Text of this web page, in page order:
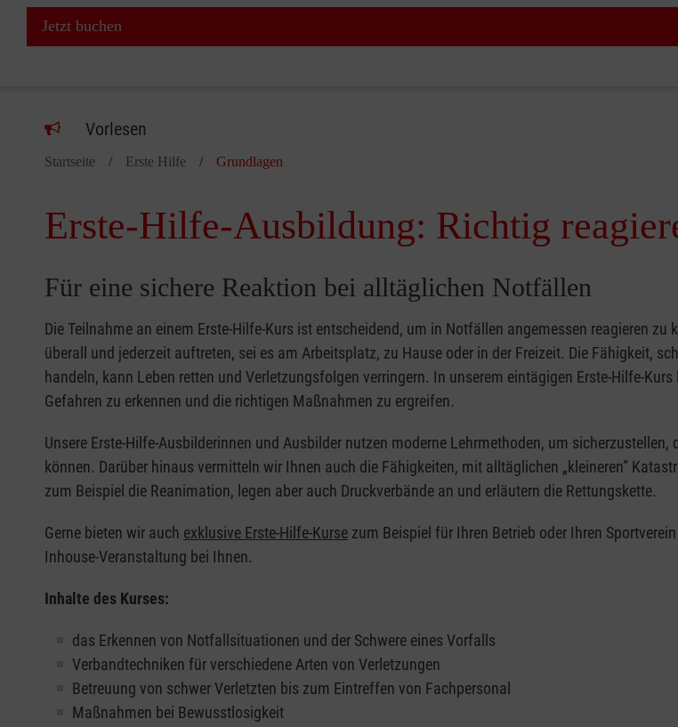
Jetzt buchen
Vorlesen
Startseite Erste Hilfe Grundlagen
Erste-Hilfe-Ausbildung: Richtig
Für eine sichere Reaktion bei alltäglichen Notfällen
Die Teilnahme an einem Erste-Hilfe-Kurs ist entscheidend, um in Notfällen angemessen reagieren zu
überall und jederzeit auftreten, sei es am Arbeitsplatz, zu Hause oder in der Freizeit. Die Fähigkeit,
handeln, kann Leben retten und Verletzungsfolgen verringern. In unserem eintägigen Erste-Hilfe-Kurs
Gefahren zu erkennen und die richtigen Maßnahmen zu ergreifen.
Unsere Erste-Hilfe-Ausbilderinnen und Ausbilder nutzen moderne Lehrmethoden, um sicherzustellen,
können. Darüber hinaus vermitteln wir Ihnen auch die Fähigkeiten, mit alltäglichen „kleineren”
zum Beispiel die Reanimation, legen aber auch Druckverbände an und erläutern die Rettungskette.
Gerne bieten wir auch exklusive Erste-Hilfe-Kurse zum Beispiel für Ihren Betrieb oder Ihren
Inhouse-Veranstaltung bei Ihnen.
Inhalte des Kurses:
das Erkennen von Notfallsituationen und der Schwere eines Vorfalls
Verbandtechniken für verschiedene Arten von Verletzungen
Betreuung von schwer Verletzten bis zum Eintreffen von Fachpersonal
Maßnahmen bei Bewusstlosigkeit